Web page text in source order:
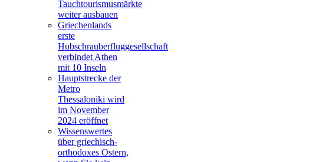
Tauchtourismusmärkte
weiter ausbauen
Griechenlands
erste
Hubschrauberfluggesellschaft
verbindet Athen
mit 10 Inseln
Hauptstrecke der
Metro
Thessaloniki wird
im November
2024 eröffnet
Wissenswertes
über griechisch-
orthodoxes Ostern,